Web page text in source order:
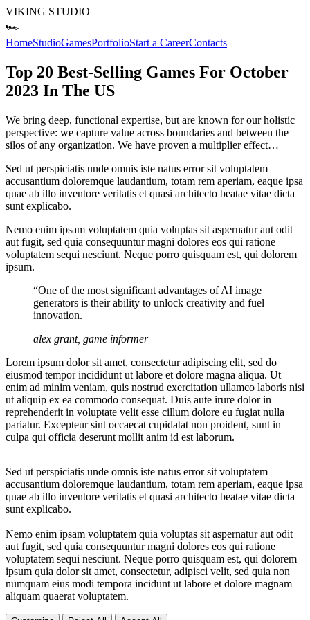
VIKING STUDIO
🏎️
HomeStudioGamesPortfolioStart a CareerContacts
Top 20 Best-Selling Games For October
2023 In The US
We bring deep, functional expertise, but are known for our holistic
perspective: we capture value across boundaries and between the
silos of any organization. We have proven a multiplier effect…
Sed ut perspiciatis unde omnis iste natus error sit voluptatem
accusantium doloremque laudantium, totam rem aperiam, eaque ipsa
quae ab illo inventore veritatis et quasi architecto beatae vitae dicta
sunt explicabo.
Nemo enim ipsam voluptatem quia voluptas sit aspernatur aut odit
aut fugit, sed quia consequuntur magni dolores eos qui ratione
voluptatem sequi nesciunt. Neque porro quisquam est, qui dolorem
ipsum.
“One of the most significant advantages of AI image
generators is their ability to unlock creativity and fuel
innovation.
alex grant, game informer
Lorem ipsum dolor sit amet, consectetur adipiscing elit, sed do
eiusmod tempor incididunt ut labore et dolore magna aliqua. Ut
enim ad minim veniam, quis nostrud exercitation ullamco laboris nisi
ut aliquip ex ea commodo consequat. Duis aute irure dolor in
reprehenderit in voluptate velit esse cillum dolore eu fugiat nulla
pariatur. Excepteur sint occaecat cupidatat non proident, sunt in
culpa qui officia deserunt mollit anim id est laborum.
Sed ut perspiciatis unde omnis iste natus error sit voluptatem
accusantium doloremque laudantium, totam rem aperiam, eaque ipsa
quae ab illo inventore veritatis et quasi architecto beatae vitae dicta
sunt explicabo.
Nemo enim ipsam voluptatem quia voluptas sit aspernatur aut odit
aut fugit, sed quia consequuntur magni dolores eos qui ratione
voluptatem sequi nesciunt. Neque porro quisquam est, qui dolorem
ipsum quia dolor sit amet, consectetur, adipisci velit, sed quia non
numquam eius modi tempora incidunt ut labore et dolore magnam
aliquam quaerat voluptatem.